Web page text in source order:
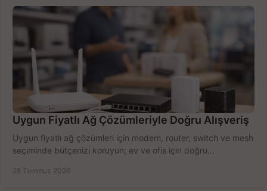
Uygun Fiyatlı Ağ Çözümleriyle Doğru Alışveriş
Uygun fiyatlı ağ çözümleri için modem, router, switch ve mesh
seçiminde bütçenizi koruyun; ev ve ofis için doğru
28 Temmuz 2026